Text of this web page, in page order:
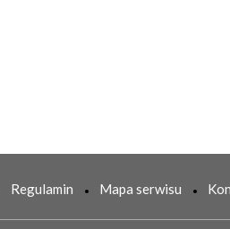
Regulamin Mapa serwisu